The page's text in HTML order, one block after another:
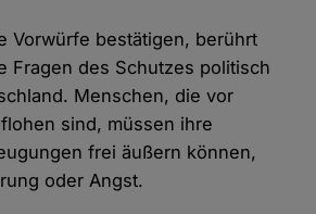
Vorwürfe bestätigen, berührt
Fragen des Schutzes politisch
Menschen, die vor
sind, müssen ihre
frei äußern können,
oder Angst.